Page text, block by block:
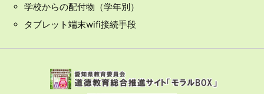
学校からの配付物（学年別）
タブレット端末wifi接続手段